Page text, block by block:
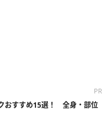
PR
おすすめ15選！ 全身・部位